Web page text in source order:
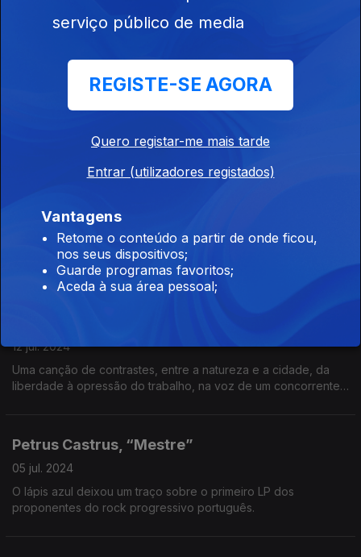
Rock a bandeiras despregadas, para um país de brandos
costumes.
Duarte e Ciríaco, "Este Parte, Aquele Parte"
anos e anos de emigração a salto.
26 jul. 2024
Como é que um poema inspirado em Camões chumbou no
exame prévio?
12 jul. 2024
Uma canção de contrastes, entre a natureza e a cidade, da
liberdade à opressão do trabalho, na voz de um concorrente
Petrus Castrus, “Mestre”
05 jul. 2024
O lápis azul deixou um traço sobre o primeiro LP dos
proponentes do rock progressivo português.
serviço público de media
REGISTE-SE AGORA
Quero registar-me mais tarde
Entrar (utilizadores registados)
Vantagens
Retome o conteúdo a partir de onde ficou,
nos seus dispositivos;
Guarde programas favoritos;
Aceda à sua área pessoal;